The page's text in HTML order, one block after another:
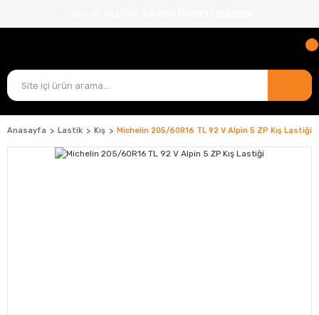
Anasayfa Lastik Kış Michelin 205/60R16 TL 92 V Alpin 5 ZP Kış Lastiği